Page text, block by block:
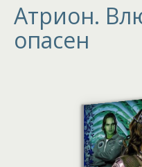
Атрион.
опасен